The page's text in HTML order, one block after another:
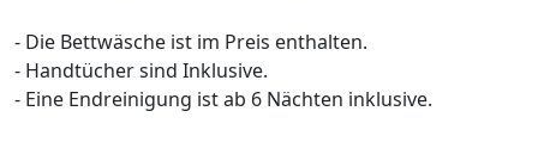
- Die Bettwäsche ist im Preis enthalten.
- Handtücher sind Inklusive.
- Eine Endreinigung ist ab 6 Nächten inklusive.